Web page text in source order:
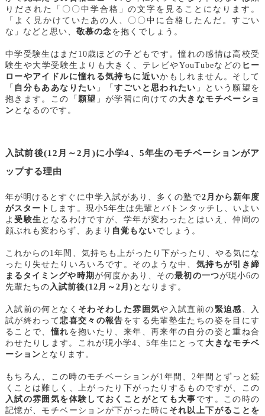
りだされた「〇〇中学合格」の文字を見ることになります。
「よく見かけていたあの人、〇〇中に合格したんだ。すごい
な」などと思い、 敬慕の念を抱くでしょう。
中学受験生はまだ10歳ほどの子どもです。憧れの感情は高校受
験生や大学受験生よりも大きく、テレビやYouTubeなどの ヒー
ローやアイドルに憧れる気持ちに近いかもしれません。そして
「 自分もああなりたい 」「すごいと思われたい 」という願望を
抱きます。この「 願望 」が学習に向けての大きなモチベーショ
ン となるのです。
入試前後(12月～2月)に小学4、5年生のモチベーションがア
ップする理由
年が明けるとすぐに中学入試があり、多くの塾で2月から新年度
がスタート します。現小5年生は先輩とバトンタッチし、いよい
よ受験生 となるわけですが、学年が変わったとはいえ、仲間の
顔ぶれも変わらず、あまり 自覚もないでしょう。
これからの1年間、気持ちも上がったり下がったり、やる気にな
ったり失せたりいろいろです。そのような中、 気持ちが引き締
まるタイミングや時期 が何度かあり、その最初の一つが現小6の
先輩たちの 入試前後(12月～2月) となります。
入試前の何となく そわそわした雰囲気や入試直前の 緊迫感
、入
試が終わって悲喜交々の報告 をする先輩塾生たちの姿を目にす
ることで、憧れ を抱いたり、来年、再来年の自分の姿と重ね合
わせたりします。これが現小学4、5年生にとって 大きなモチベ
ーション となります。
もちろん、この時のモチベーションが1年間、2年間とずっと続
くことは難しく、上がったり下がったりするものですが、この
入試の雰囲気を体験しておくことがとても大事 です。この時の
記憶が、モチベーションが下がった時に それ以上下がることを